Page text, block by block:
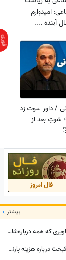
امیدوارم
/ داور سوت زد
شوتِ بعد از
فال امروز
بیشتر
ببینید| استایل خاص «عقاب آسیا» در بدرقه اکبر عبدی؛ تصاویری که همه درباره‌شان صحبت می‌کنند
گرانی به پارتی‌ها هم رسید! صحبت‌های جنجالی علیرضا نیکبخت درباره هزینه‌ پارتی‌های شبانه+فیلم